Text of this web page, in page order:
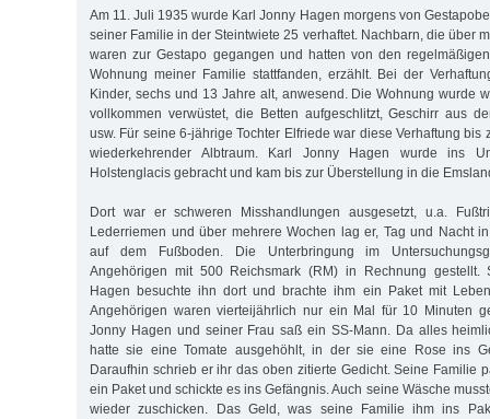
Am 11. Juli 1935 wurde Karl Jonny Hagen morgens von
seiner Familie in der Steintwiete 25 verhaftet. Nachbarn, die über
waren zur Gestapo gegangen und hatten von den
Wohnung meiner Familie stattfanden, erzählt. Bei der
Kinder, sechs und 13 Jahre alt, anwesend. Die Wohnung wurde
vollkommen verwüstet, die Betten aufgeschlitzt, Geschirr aus
usw. Für seine 6-jährige Tochter Elfriede war diese Verhaftung bis
wiederkehrender Albtraum. Karl Jonny Hagen wurde ins
Holstenglacis gebracht und kam bis zur Überstellung in die
Dort war er schweren Misshandlungen ausgesetzt, u.a.
Lederriemen und über mehrere Wochen lag er, Tag und Nacht
auf dem Fußboden. Die Unterbringung im
Angehörigen mit 500 Reichsmark (RM) in Rechnung gestellt.
Hagen besuchte ihn dort und brachte ihm ein Paket mit
Angehörigen waren vierteijährlich nur ein Mal für 10 Minuten
Jonny Hagen und seiner Frau saß ein SS-Mann. Da alles
hatte sie eine Tomate ausgehöhlt, in der sie eine Rose ins
Daraufhin schrieb er ihr das oben zitierte Gedicht. Seine Familie
ein Paket und schickte es ins Gefängnis. Auch seine Wäsche
wieder zuschicken. Das Geld, was seine Familie ihm ins